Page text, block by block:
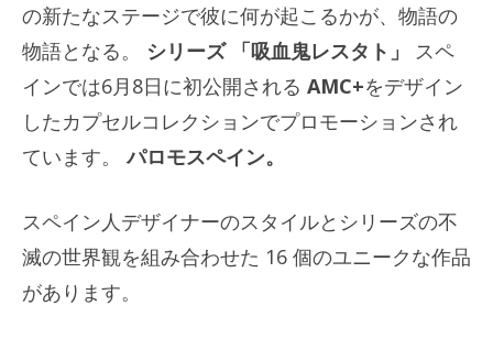
の新たなステージで彼に何が起こるかが、物語の
物語となる。 シリーズ「吸血鬼レスタト」
スペ
インでは6月8日に初公開される AMC+をデザイン
したカプセルコレクションでプロモーションされ
ています。
パロモ​​スペイン。
スペイン人デザイナーのスタイルとシリーズの不
滅の世界観を組み合わせた 16 個のユニークな作品
があります。